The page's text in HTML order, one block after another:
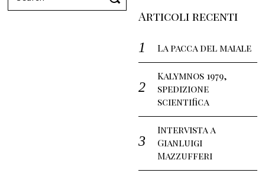
for:
Articoli recenti
La pacca del maiale
Kalymnos 1979,
spedizione
scientifica
Intervista a
Gianluigi
Mazzufferi